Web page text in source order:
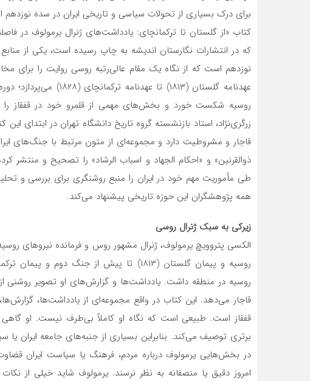
برای درک بسیاری از تحولات سیاسی و تاریخی ایران در سده
کتاب «از گلستان تا ترکمانچای: یادداشت‌های ژنرال یرمولوف در
که در انتشارات نگارستان اندیشه به چاپ رسیده است، یکی از منابع
نوزدهم است که از نگاه یک مقام عالی‌رتبه روسی روایت را برای
عهدنامه گلستان (۱۸۱۳) تا
روسیه شکست خورد و بخش‌های مهمی از قلمرو خود در قفقاز
زرگری‌نژاد، استاد بازنشسته گروه تاریخ دانشگاه تهران در ابتدای
قاجار و مشروطیت دارد و مجموعه‌ای از متون مرتبط با جنگ‌های
ذوالقرنین» و «احکام الجهاد و اسباب الرشاد» را تصحیح و منتشر
طی مأموریت مهم خود در ایران را منبع روشنگری برای بررسی و
همه پژوهشگران این حوزه تاریخی پیشنهاد می‌کند.
زیرکی به سبک ژنرال روسی
الکسی پتروویچ یرمولوف، ژنرال مشهور روس و فرمانده نیروهای
روسیه در منطقه داشت. یادداشت‌ها و گزارش‌های او تصویر روشنی
قاجار می‌دهد. این کتاب در واقع مجموعه‌ای از یادداشت‌ها،
قفقاز است. طبیعی است که نگاه او کاملاً بی‌طرف نیست. او گاهی
برتری توصیف می‌کند. بنابراین بسیاری از جنبه‌های جامعه
در بخش‌هایی یرمولوف درباره مردم، فرهنگ یا سیاست ایران
امروز دقیق یا منصفانه به نظر نرسند. یرمولوف شاید خیلی از